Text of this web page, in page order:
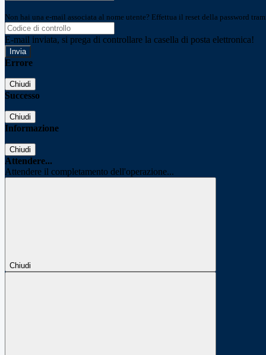
Non hai una e-mail associata al nome utente? Effettua il reset della password
E-mail inviata, si prega di controllare la casella di posta elettronica!
Errore
Chiudi
Successo
Chiudi
Informazione
Chiudi
Attendere...
Attendere il completamento dell'operazione...
Chiudi